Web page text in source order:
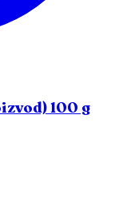
100 g